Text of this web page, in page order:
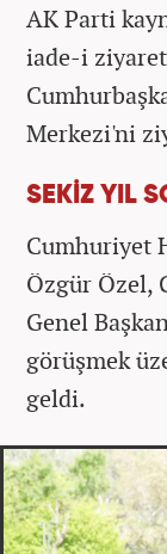
AK Parti
iade-i
Merkezi'ni
SEKİZ YIL
Cumhuriyet
Özgür Özel,
Genel
görüşmek
geldi.